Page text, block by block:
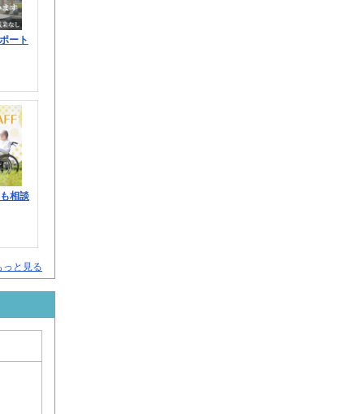
ート
相談
と見る